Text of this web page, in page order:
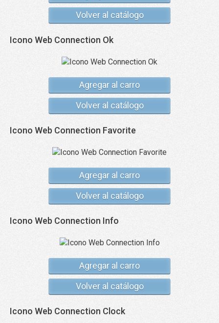
Volver al catálogo
Icono Web Connection Ok
Agregar al carro
Volver al catálogo
Icono Web Connection Favorite
Agregar al carro
Volver al catálogo
Icono Web Connection Info
Agregar al carro
Volver al catálogo
Icono Web Connection Clock